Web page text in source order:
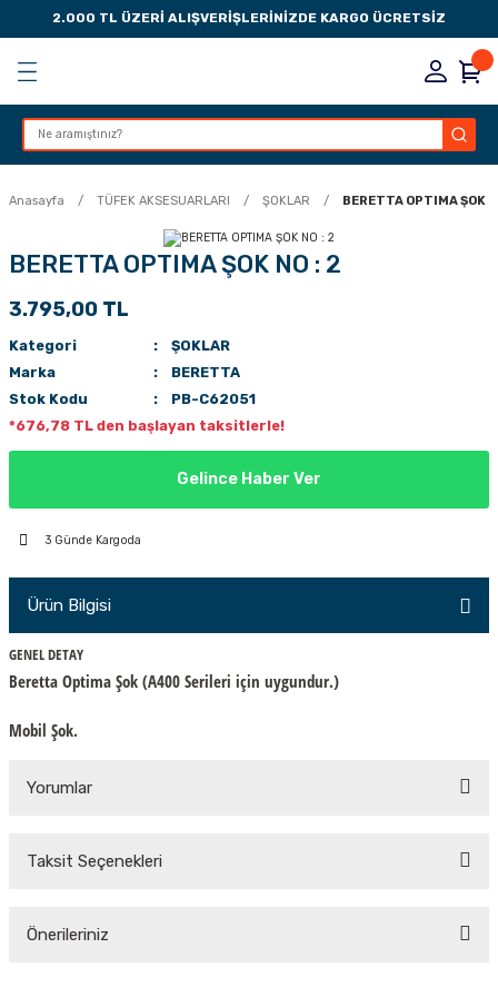
2.000 TL ÜZERİ ALIŞVERİŞLERİNİZDE KARGO ÜCRETSİZ
Geri Dön
Geri Dön
Geri Dön
Geri Dön
MANDALI
Anasayfa TÜFEK AKSESUARLARI ŞOKLAR BERETTA OPTIMA ŞOK
BERETTA OPTIMA ŞOK NO : 2
3.795,00 TL
Kategori
ŞOKLAR
Marka
BERETTA
Stok Kodu
PB-C62051
*676,78 TL den başlayan taksitlerle!
Gelince Haber Ver
3 Günde Kargoda
Ürün Bilgisi
GENEL DETAY
Beretta Optima Şok (A400 Serileri için uygundur.)
Mobil Şok.
Yorumlar
Taksit Seçenekleri
Önerileriniz